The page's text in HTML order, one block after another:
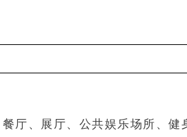
厅、展厅、公共娱乐场所、